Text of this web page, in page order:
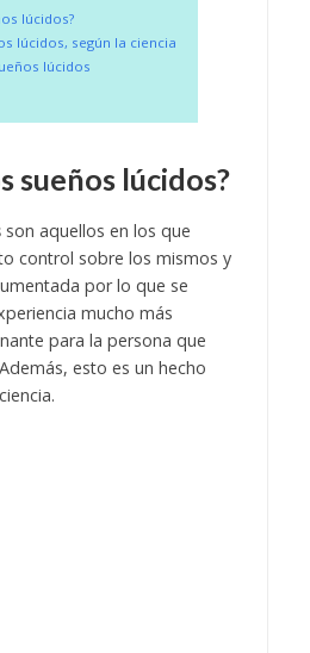
lúcidos?
lúcidos, según la ciencia
lúcidos
sueños lúcidos?
son aquellos en los que
control sobre los mismos y
por lo que se
mucho más
para la persona que
esto es un hecho